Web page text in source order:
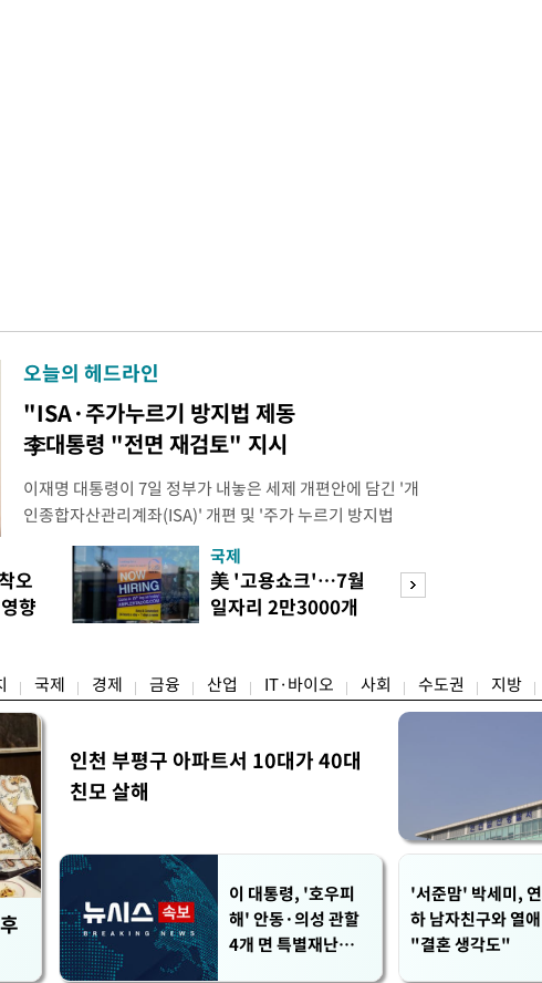
오늘의 헤드라인
"ISA·주가누르기 방지법 제동
李대통령 "전면 재검토" 지시
이재명 대통령이 7일 정부가 내놓은 세제 개편안에 담긴 '개
인종합자산관리계좌(ISA)' 개편 및 '주가 누르기 방지법
안'을 전면 재검토 할 것을 지시했다. 이 대통령은 이날 참모
들과의 상황 점검 회의에서 ISA 개편 방안 및 주가 누르기 방
지법안을 둘러싼 투자자들의 반발 등에 대한 내용을 보고 받
았다. 이 자리에서 이 대통령은 ISA 개편안과
오
향
국제
美 '고용쇼크'…7월
일자리 2만3000개
국제 경제 금융 산업 IT·바이오 사회 수도권 지방
인천 부평구 아파트서 10대가 40대
친모 살해
이 대통령, '호우피
해' 안동·의성 관할
4개 면 특별재난지역
'서준맘' 박세미, 연
하 남자친구와 열애
"결혼 생각도"